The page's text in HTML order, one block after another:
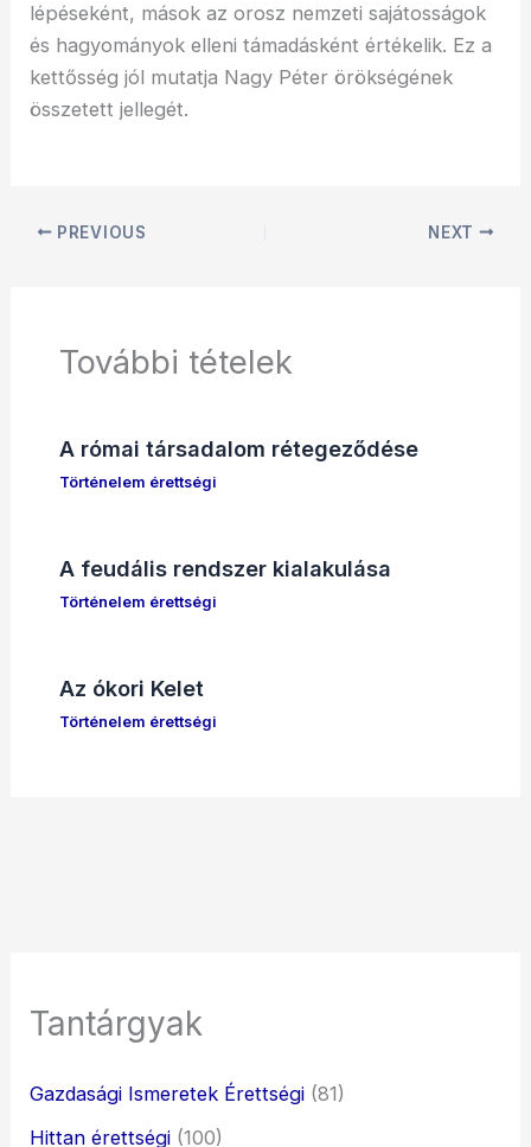
lépéseként, mások az orosz nemzeti sajátosságok
és hagyományok elleni támadásként értékelik. Ez a
kettősség jól mutatja Nagy Péter örökségének
összetett jellegét.
PREVIOUS NEXT
További tételek
A római társadalom rétegeződése
Történelem érettségi
A feudális rendszer kialakulása
Történelem érettségi
Az ókori Kelet
Történelem érettségi
Tantárgyak
Gazdasági Ismeretek Érettségi (81)
Hittan érettségi (100)